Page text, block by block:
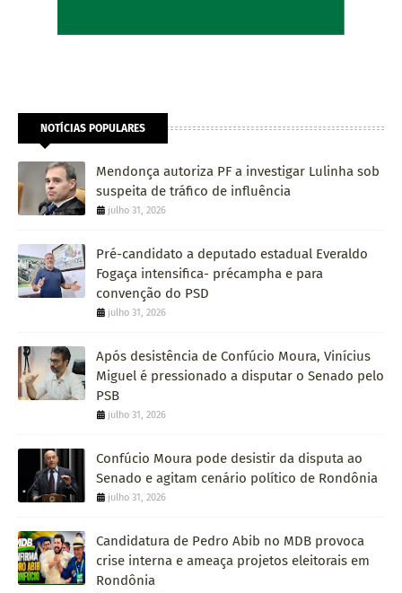
NOTÍCIAS POPULARES
Mendonça autoriza PF a investigar Lulinha sob
suspeita de tráfico de influência
julho 31, 2026
Pré-candidato a deputado estadual Everaldo
Fogaça intensifica- précampha e para
convenção do PSD
julho 31, 2026
Após desistência de Confúcio Moura, Vinícius
Miguel é pressionado a disputar o Senado pelo
PSB
julho 31, 2026
Confúcio Moura pode desistir da disputa ao
Senado e agitam cenário político de Rondônia
julho 31, 2026
Candidatura de Pedro Abib no MDB provoca
crise interna e ameaça projetos eleitorais em
Rondônia